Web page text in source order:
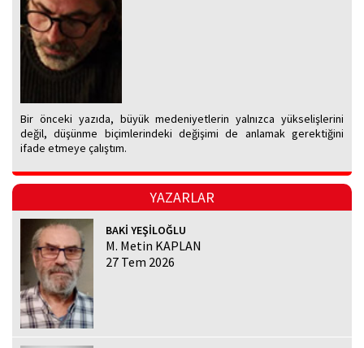
Bir önceki yazıda, büyük medeniyetlerin yalnızca yükselişlerini
değil, düşünme biçimlerindeki değişimi de anlamak gerektiğini
ifade etmeye çalıştım.
YAZARLAR
BAKİ YEŞİLOĞLU
M. Metin KAPLAN
27 Tem 2026